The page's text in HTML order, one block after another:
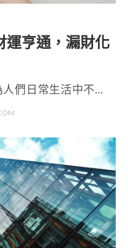
運亨通，漏財化
們日常生活中不…